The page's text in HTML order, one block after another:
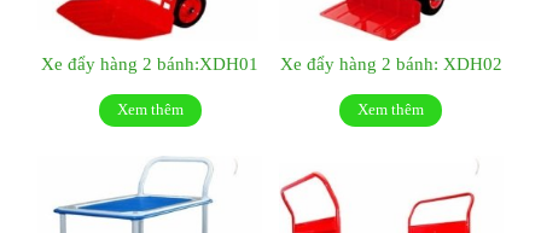
Xe đẩy hàng 2 bánh:XDH01
Xem thêm
Xe đẩy hàng 2 bánh: XDH02
Xem thêm